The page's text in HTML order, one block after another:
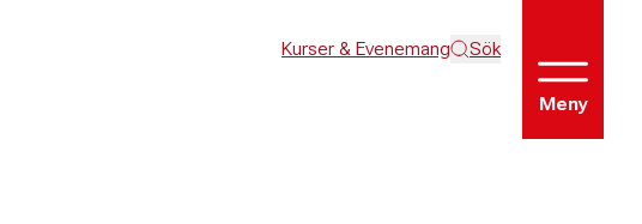
Kurser & Evenemang Sök
Meny